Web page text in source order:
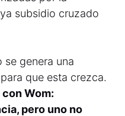
subsidio cruzado
se genera una
que esta crezca.
Wom:
pero uno no